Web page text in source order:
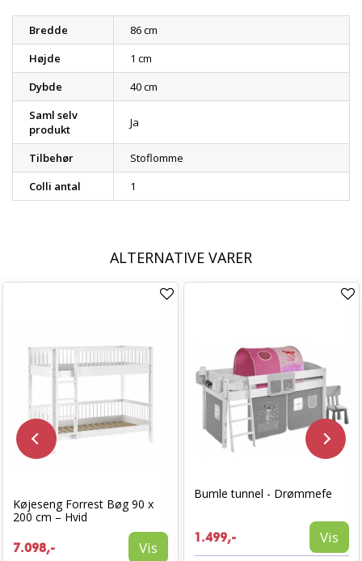
Bredde
86 cm
Højde
1 cm
Dybde
40 cm
Saml selv
produkt
Ja
Tilbehør
Stoflomme
Colli antal
1
ALTERNATIVE VARER
Køjeseng Forrest Bøg 90 x
200 cm – Hvid
7.098,- Vis
Bumle tunnel - Drømmefe
1.499,- Vis